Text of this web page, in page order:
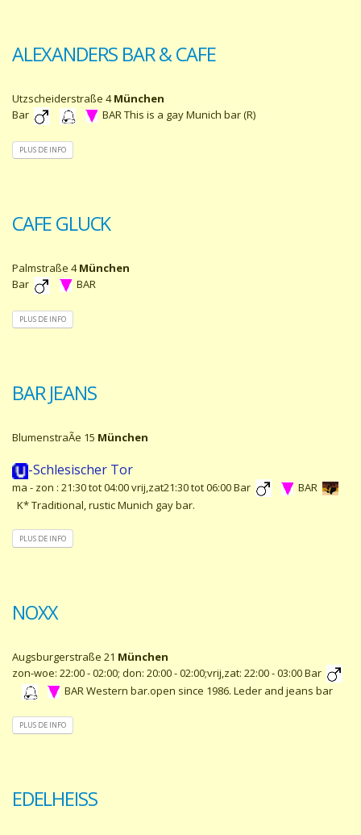
ALEXANDERS BAR & CAFE
Utzscheiderstraße 4München
Bar
BAR This is a gay Munich bar (R)
PLUS DE INFO
CAFE GLUCK
Palmstraße 4München
Bar
BAR
PLUS DE INFO
BAR JEANS
BlumenstraÃe 15 München
-Schlesischer Tor
ma - zon : 21:30 tot 04:00 vrij,zat21:30 tot 06:00 Bar
BAR
K* Traditional, rustic Munich gay bar.
PLUS DE INFO
NOXX
Augsburgerstraße 21 München
zon-woe: 22:00 - 02:00; don: 20:00 - 02:00;vrij,zat: 22:00 - 03:00 Bar
BAR Western bar.open since 1986. Leder and jeans bar
PLUS DE INFO
EDELHEISS